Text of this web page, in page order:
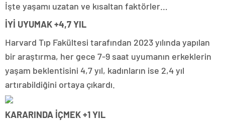
İşte yaşamı uzatan ve kısaltan faktörler…
İYİ UYUMAK +4,7 YIL
Harvard Tıp Fakültesi tarafından 2023 yılında yapılan
bir araştırma, her gece 7-9 saat uyumanın erkeklerin
yaşam beklentisini 4,7 yıl, kadınların ise 2,4 yıl
artırabildiğini ortaya çıkardı.
KARARINDA İÇMEK +1 YIL